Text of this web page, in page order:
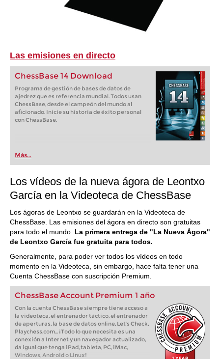
Las emisiones en directo
ChessBase 14 Download
Programa de gestión de bases de datos de
ajedrez que es referencia mundial. Todos usan
ChessBase, desde el campeón del mundo al
aficionado. Inicie su historia de éxito personal
con ChessBase.
Más...
Los vídeos de la nueva ágora de Leontxo
García en la Videoteca de ChessBase
Los ágoras de Leontxo se guardarán en la Videoteca de
ChessBase. Las emisiones del ágora en directo son gratuitas
para todo el mundo. La primera entrega de "La Nueva Ágora"
de Leontxo García fue gratuita para todos.
Generalmente, para poder ver todos los vídeos en todo
momento en la Videoteca, sin embargo, hace falta tener una
Cuenta ChessBase con suscripción Premium.
ChessBase Account Premium 1 año
Con la cuenta ChessBase siempre tiene acceso a
la videoteca, el entrenador táctico, el entrenador
de aperturas, la base de datos online, Let’s Check,
Playchess.com... ¡Todo lo que necesita es una
conexión a Internet y un navegador actualizado,
da igual que tenga iPad, tableta, PC, iMac,
Windows, Android o Linux!